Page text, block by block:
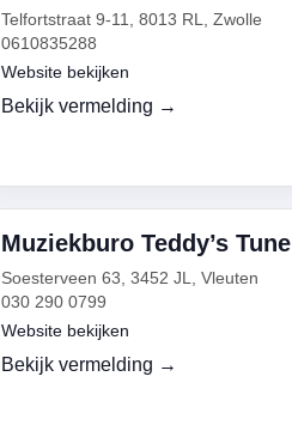
Telfortstraat 9-11, 8013 RL, Zwolle
0610835288
Website bekijken
Bekijk vermelding →
Muziekburo Teddy’s Tune
Soesterveen 63, 3452 JL, Vleuten
030 290 0799
Website bekijken
Bekijk vermelding →